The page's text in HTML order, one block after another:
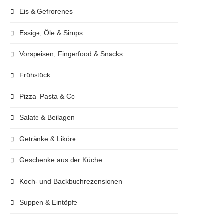
Eis & Gefrorenes
Essige, Öle & Sirups
Vorspeisen, Fingerfood & Snacks
Frühstück
Pizza, Pasta & Co
Salate & Beilagen
Getränke & Liköre
Geschenke aus der Küche
Koch- und Backbuchrezensionen
Suppen & Eintöpfe